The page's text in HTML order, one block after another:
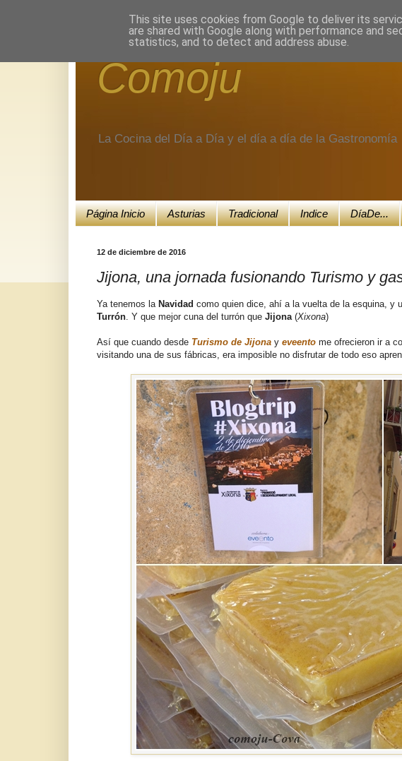
Comoju
La Cocina del Día a Día y el día a día de la Gastronomía
Página Inicio Asturias Tradicional Indice DíaDe...
12 de diciembre de 2016
Jijona, una jornada fusionando Turismo y
Ya tenemos la Navidad como quien dice, ahí a la vuelta de la esquina, y
Turrón . Y que mejor cuna del turrón que Jijona (Xixona)
Así que cuando desde Turismo de Jijona y eveento me ofrecieron ir a
visitando una de sus fábricas, era imposible no disfrutar de todo eso
This site uses cookies from Google to deliver its
are shared with Google along with performance and
statistics, and to detect and address abuse.